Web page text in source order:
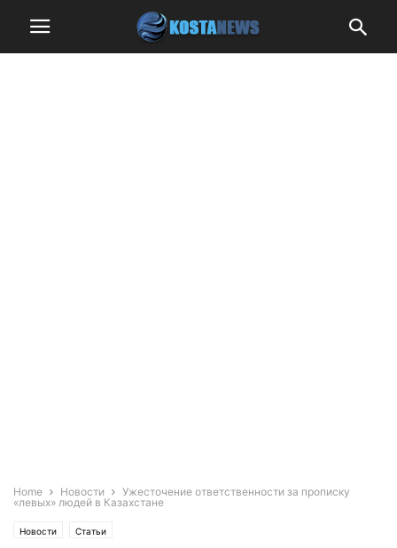
Home Новости
Ужесточение ответственности за прописку
«левых» людей в Казахстане
Новости Статьи